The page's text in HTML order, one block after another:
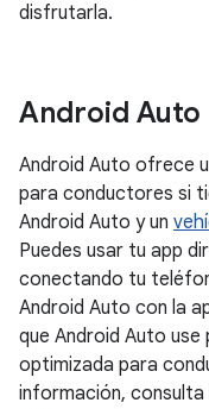
disfrutarla.
Android Auto
Android Auto ofrece
para conductores si
Android Auto y un
Puedes usar tu app
conectando tu
Android Auto con la
que Android Auto
optimizada para
información, consulta